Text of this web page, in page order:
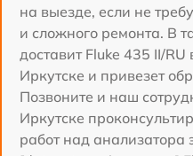
на выезде, если не
и сложного ремонта. В
доставит Fluke 435 II/
Иркутске и привезет
Позвоните и наш
Иркутске
работ над анализатора